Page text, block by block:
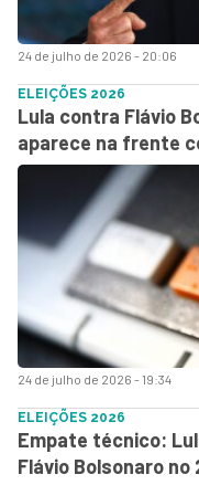
24 de julho de 2026 - 20:06
24 de julho de 2026 - 19:34
ELEIÇÕES 2026
Lula contra Flávio
aparece na frente
ELEIÇÕES 2026
Empate técnico:
Flávio Bolsonaro